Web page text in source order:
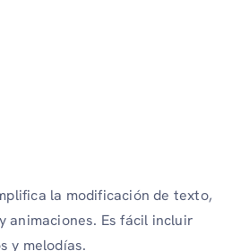
la modificación de texto,
animaciones. Es fácil incluir
y melodías.